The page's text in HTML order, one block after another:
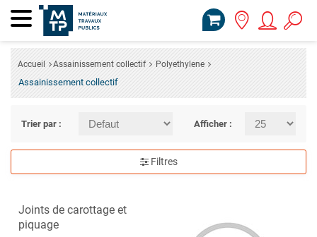
Accueil Assainissement collectif Polyethylene
Assainissement collectif
Trier par : Afficher :
Filtres
Joints de carottage et
piquage